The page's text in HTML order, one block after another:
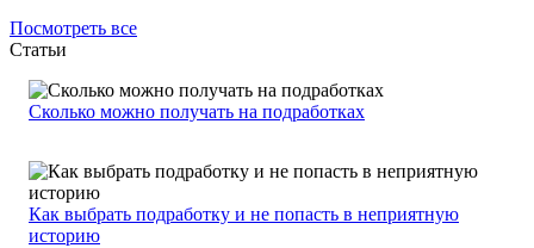
Посмотреть все
Статьи
Сколько можно получать на подработках
Как выбрать подработку и не попасть в неприятную
историю